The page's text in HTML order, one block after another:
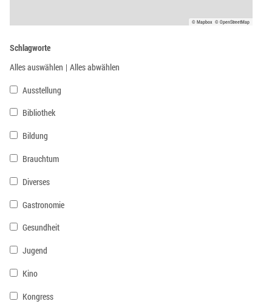
© Mapbox © OpenStreetMap
Schlagworte
Alles auswählen | Alles abwählen
Ausstellung
Bibliothek
Bildung
Brauchtum
Diverses
Gastronomie
Gesundheit
Jugend
Kino
Kongress